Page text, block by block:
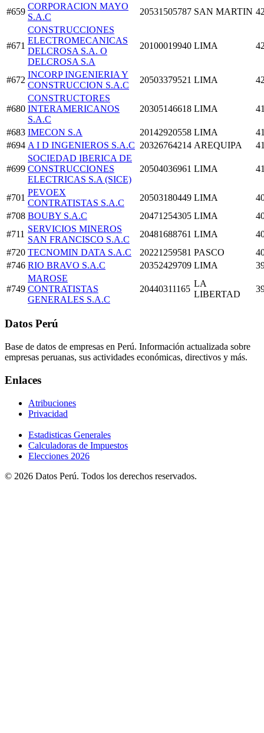
#659
CORPORACION MAYO
S.A.C
20531505787 SAN MARTIN
#671
CONSTRUCCIONES
ELECTROMECANICAS
DELCROSA S.A. O
DELCROSA S.A
20100019940 LIMA
#672
INCORP INGENIERIA Y
CONSTRUCCION S.A.C
20503379521 LIMA
#680
CONSTRUCTORES
INTERAMERICANOS
S.A.C
20305146618 LIMA
#683 IMECON S.A 20142920558 LIMA
#694 A I D INGENIEROS S.A.C 20326764214 AREQUIPA
#699
SOCIEDAD IBERICA DE
CONSTRUCCIONES
ELECTRICAS S.A (SICE)
20504036961 LIMA
#701
PEVOEX
CONTRATISTAS S.A.C
20503180449 LIMA
#708 BOUBY S.A.C 20471254305 LIMA
#711
SERVICIOS MINEROS
SAN FRANCISCO S.A.C
20481688761 LIMA
#720 TECNOMIN DATA S.A.C 20221259581 PASCO
#746 RIO BRAVO S.A.C 20352429709 LIMA
#749
MAROSE
CONTRATISTAS
GENERALES S.A.C
20440311165
LA
LIBERTAD
Datos Perú
Base de datos de empresas en Perú. Información actualizada sobre
empresas peruanas, sus actividades económicas, directivos y más.
Enlaces
Atribuciones
Privacidad
Estadisticas Generales
Calculadoras de Impuestos
Elecciones 2026
© 2026 Datos Perú. Todos los derechos reservados.